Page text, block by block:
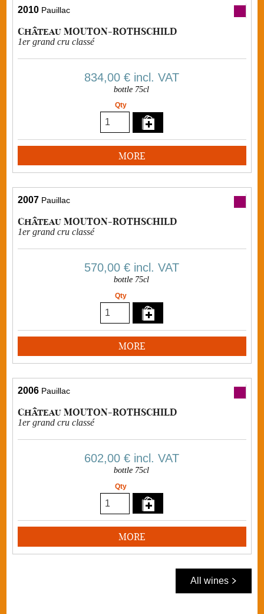
2010 Pauillac
Château MOUTON-ROTHSCHILD
1er grand cru classé
834,00 €incl. VAT
bottle 75cl
Qty
MORE
2007 Pauillac
Château MOUTON-ROTHSCHILD
1er grand cru classé
570,00 €incl. VAT
bottle 75cl
Qty
MORE
2006 Pauillac
Château MOUTON-ROTHSCHILD
1er grand cru classé
602,00 €incl. VAT
bottle 75cl
Qty
MORE
All wines